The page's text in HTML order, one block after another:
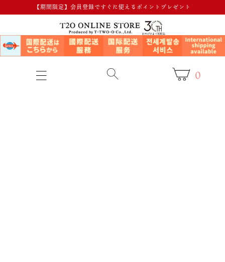
【期間限定】会員登録ですぐに使えるポイントプレゼント
0